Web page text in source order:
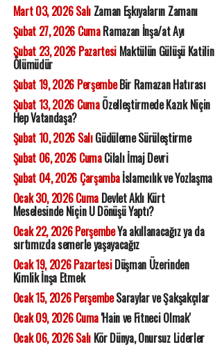
Mart 03, 2026 SalıZaman Eşkıyaların Zamanı
Şubat 27, 2026 CumaRamazan İnşa/at Ayı
Şubat 23, 2026 PazartesiMaktülün Gülüşü Katilin
Ölümüdür
Şubat 19, 2026 PerşembeBir Ramazan Hatırası
Şubat 13, 2026 CumaÖzelleştirmede Kazık Niçin
Hep Vatandaşa?
Şubat 10, 2026 SalıGüdüleme Sürüleştirme
Şubat 06, 2026 CumaCilalı İmaj Devri
Şubat 04, 2026 Çarşambaİslamcılık ve Yozlaşma
Ocak 30, 2026 CumaDevlet Aklı Kürt
Meselesinde Niçin U Dönüşü Yaptı?
Ocak 22, 2026 PerşembeYa akıllanacağız ya da
sırtımızda semerle yaşayacağız
Ocak 19, 2026 PazartesiDüşman Üzerinden
Kimlik İnşa Etmek
Ocak 15, 2026 PerşembeSaraylar ve Şakşakçılar
Ocak 09, 2026 Cuma'Hain ve Fitneci Olmak'
Ocak 06, 2026 SalıKör Dünya, Onursuz Liderler